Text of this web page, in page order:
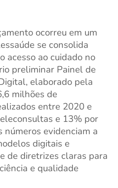
ocorreu em um
se consolida
acesso ao cuidado no
preliminar Painel de
elaborado pela
milhões de
entre 2020 e
e 13% por
evidenciam a
digitais e
de diretrizes claras para
e qualidade